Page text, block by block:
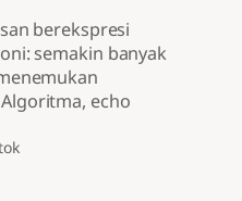
berekspresi
semakin banyak
echo